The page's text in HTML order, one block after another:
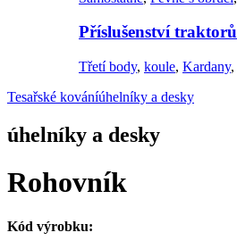
Příslušenství traktorů
Třetí body, koule, Kardany,
Tesařské kováníúhelníky a desky
úhelníky a desky
Rohovník
Kód výrobku: